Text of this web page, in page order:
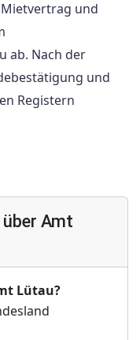
und
ab. Nach der
und
Registern
Amt
Lütau?